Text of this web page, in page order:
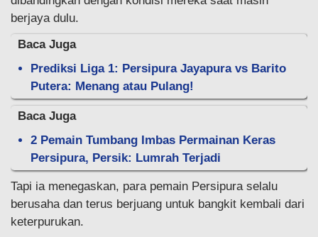
berjaya dulu.
Baca Juga
Prediksi Liga 1: Persipura Jayapura vs Barito
Putera: Menang atau Pulang!
Baca Juga
2 Pemain Tumbang Imbas Permainan Keras
Persipura, Persik: Lumrah Terjadi
Tapi ia menegaskan, para pemain Persipura selalu
berusaha dan terus berjuang untuk bangkit kembali dari
keterpurukan.